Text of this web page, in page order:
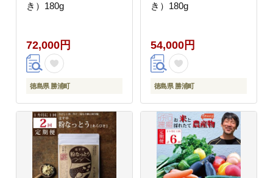
き）180g
72,000円
徳島県 勝浦町
き）180g
54,000円
徳島県 勝浦町